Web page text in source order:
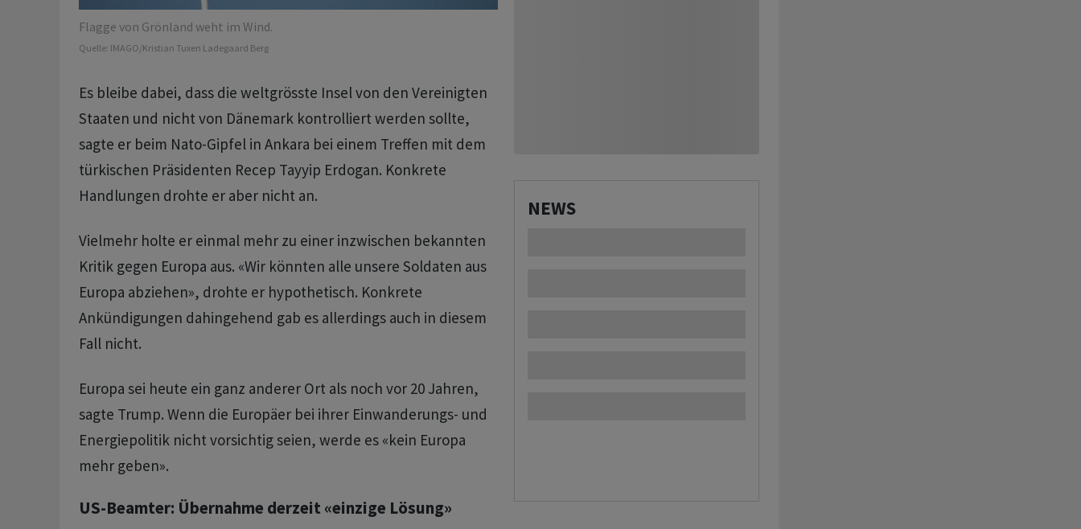
Flagge von Grönland weht im Wind.
Quelle: IMAGO/Kristian Tuxen Ladegaard Berg
Es bleibe dabei, dass die weltgrösste Insel von den Vereinigten
Staaten und nicht von Dänemark kontrolliert werden sollte,
sagte er beim Nato-Gipfel in Ankara bei einem Treffen mit dem
türkischen Präsidenten Recep Tayyip Erdogan. Konkrete
Handlungen drohte er aber nicht an.
Vielmehr holte er einmal mehr zu einer inzwischen bekannten
Kritik gegen Europa aus. «Wir könnten alle unsere Soldaten aus
Europa abziehen», drohte er hypothetisch. Konkrete
Ankündigungen dahingehend gab es allerdings auch in diesem
Fall nicht.
Europa sei heute ein ganz anderer Ort als noch vor 20 Jahren,
sagte Trump. Wenn die Europäer bei ihrer Einwanderungs- und
Energiepolitik nicht vorsichtig seien, werde es «kein Europa
mehr geben».
US-Beamter: Übernahme derzeit «einzige Lösung»
NEWS